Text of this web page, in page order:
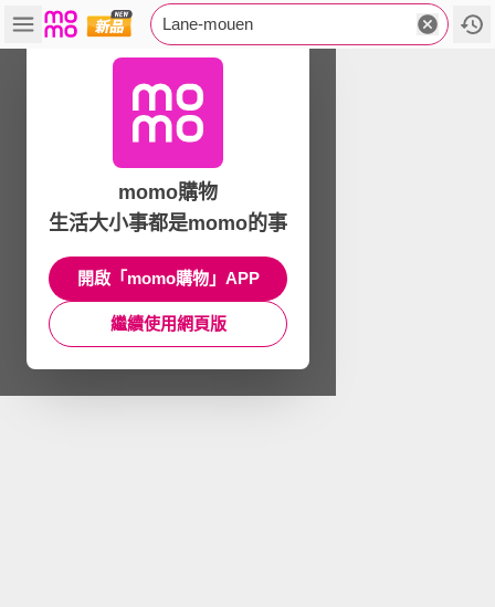
Lane-mouen
momo購物
生活大小事都是momo的事
開啟「momo購物」APP
繼續使用網頁版